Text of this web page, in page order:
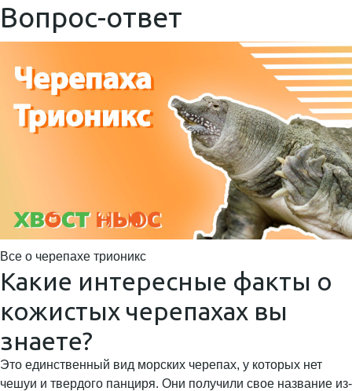
Вопрос-ответ
Все о черепахе трионикс
Какие интересные факты о
кожистых черепахах вы
знаете?
Это единственный вид морских черепах, у которых нет
чешуи и твердого панциря. Они получили свое название из-